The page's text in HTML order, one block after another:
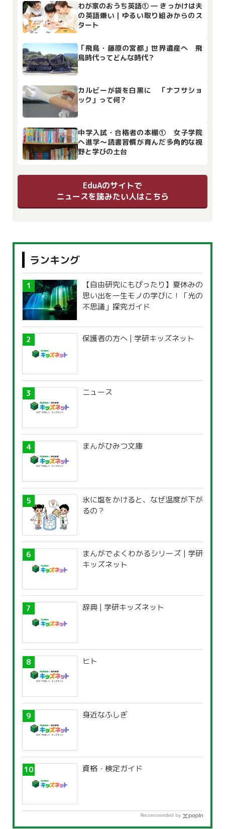
わが家のおうち英語① ― きっかけは夫
の英語嫌い｜ゆるい取り組みからのス
タート
「飛鳥・藤原の宮都」世界遺産へ 飛
鳥時代ってどんな時代？
カルビーが袋を白黒に 「ナフサショ
ック」って何？
中学入試・合格者の本棚① 女子学院
へ進学～読書習慣が育んだ多角的な視
野と学びの土台
EduAのサイトで
ニュースを読みたい人はこちら
ランキング
【自由研究にもぴったり】夏休みの
思い出を一生モノの学びに！「光の
不思議」探究ガイド
保護者の方へ | 学研キッズネット
ニュース
まんがひみつ文庫
氷に塩をかけると、なぜ温度が下が
るの？
まんがでよくわかるシリーズ | 学研
キッズネット
辞典 | 学研キッズネット
ヒト
身近なふしぎ
資格・検定ガイド
Recommended by